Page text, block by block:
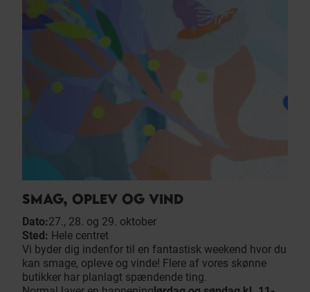
SMAG, OPLEV OG VIND
Dato:27., 28. og 29. oktober
Sted: Hele centret
Vi byder dig indenfor til en fantastisk weekend hvor du
kan smage, opleve og vinde! Flere af vores skønne
butikker har planlagt spændende ting.